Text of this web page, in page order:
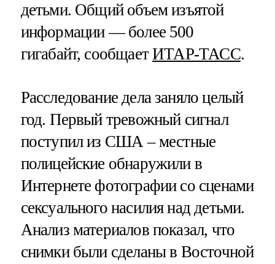
детьми. Общий объем изъятой
информации — более 500
гигабайт, сообщаетИТАР-ТАСС.
Расследование дела заняло целый
год. Первый тревожный сигнал
поступил из США – местные
полицейские обнаружили в
Интернете фотографии со сценами
сексуального насилия над детьми.
Анализ материалов показал, что
снимки были сделаны в Восточной